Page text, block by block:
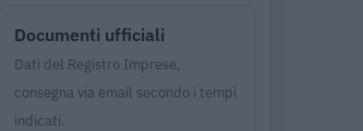
Documenti ufficiali
Dati del Registro Imprese,
consegna via email secondo i tempi
indicati.